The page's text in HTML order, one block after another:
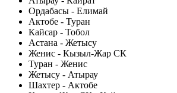
Ордабасы - Елимай
Актобе - Туран
Кайсар - Тобол
Астана - Жетысу
Женис - Кызыл-Жар СК
Туран - Женис
Жетысу - Атырау
Шахтер - Актобе